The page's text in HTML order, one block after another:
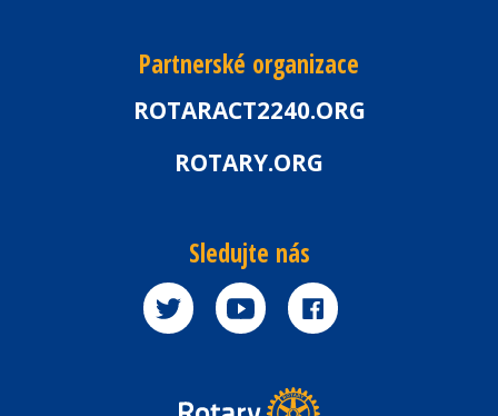
Partnerské organizace
ROTARACT2240.ORG
ROTARY.ORG
Sledujte nás